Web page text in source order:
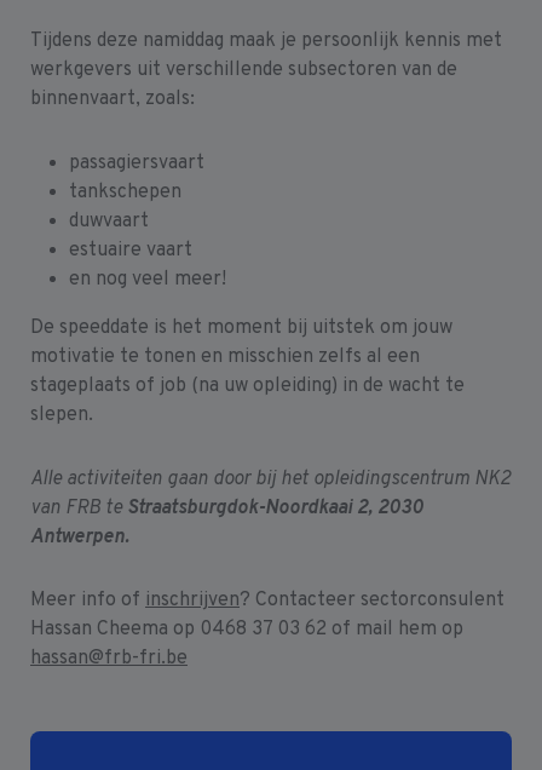
Tijdens deze namiddag maak je persoonlijk kennis met
werkgevers uit verschillende subsectoren van de
binnenvaart, zoals:
passagiersvaart
tankschepen
duwvaart
estuaire vaart
en nog veel meer!
De speeddate is het moment bij uitstek om jouw
motivatie te tonen en misschien zelfs al een
stageplaats of job (na uw opleiding) in de wacht te
slepen.
Alle activiteiten gaan door bij het opleidingscentrum NK2
van FRB te Straatsburgdok-Noordkaai 2, 2030
Antwerpen.
Meer info of inschrijven? Contacteer sectorconsulent
Hassan Cheema op 0468 37 03 62 of mail hem op
hassan@frb-fri.be